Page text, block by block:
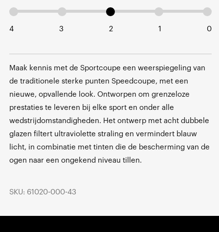
4 3 2 1 0
Maak kennis met de Sportcoupe een weerspiegeling van
de traditionele sterke punten Speedcoupe, met een
nieuwe, opvallende look. Ontworpen om grenzeloze
prestaties te leveren bij elke sport en onder alle
wedstrijdomstandigheden. Het ontwerp met acht dubbele
glazen filtert ultraviolette straling en vermindert blauw
licht, in combinatie met tinten die de bescherming van de
ogen naar een ongekend niveau tillen.
SKU: 61020-000-43